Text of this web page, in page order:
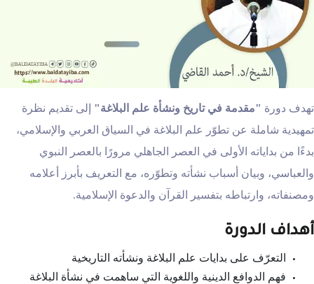
تهدف دورة "مقدمة في تاريخ ونشأة علم البلاغة"
إلى تقديم نظرة
تمهيدية شاملة عن تطوّر علم البلاغة في السياق العربي والإسلامي،
بدءًا من بداياته الأولى في العصر الجاهلي مرورًا بالعصر النبوي
والعباسي، وبيان أسباب نشأته وتطوّره، مع التعريف بأبرز أعلامه
ومصنفاته، وارتباطه بتفسير القرآن والدعوة الإسلامية.
أهداف الدورة
التعرّف على بدايات علم البلاغة ونشأته التاريخية
فهم الدوافع الدينية واللغوية التي ساهمت في نشأة البلاغة